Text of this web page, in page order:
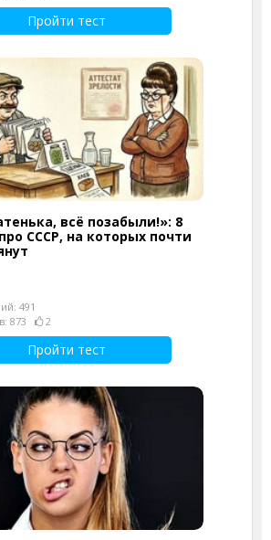
Пройти тест
всё позабыли!»: 8
СССР, на которых почти
491
873
2
Пройти тест